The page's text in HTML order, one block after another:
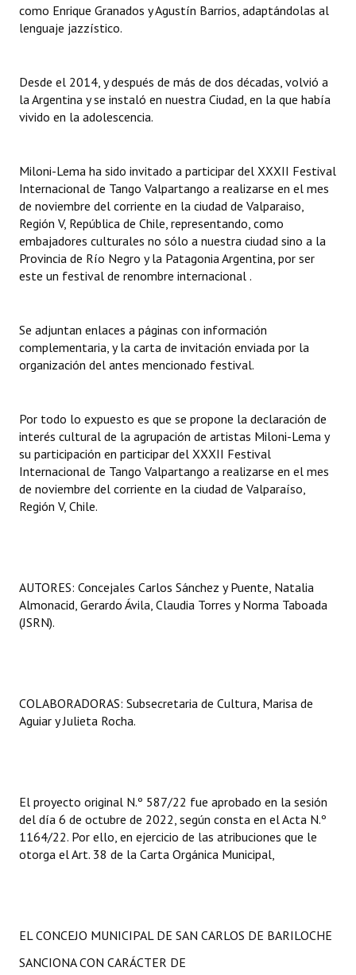
como Enrique Granados y Agustín Barrios, adaptándolas al
lenguaje jazzístico.
Desde el 2014, y después de más de dos décadas, volvió a
la Argentina y se instaló en nuestra Ciudad, en la que había
vivido en la adolescencia.
Miloni-Lema ha sido invitado a participar del XXXII Festival
Internacional de Tango Valpartango a realizarse en el mes
de noviembre del corriente en la ciudad de Valparaiso,
Región V, República de Chile, representando, como
embajadores culturales no sólo a nuestra ciudad sino a la
Provincia de Río Negro y la Patagonia Argentina, por ser
este un festival de renombre internacional .
Se adjuntan enlaces a páginas con información
complementaria, y la carta de invitación enviada por la
organización del antes mencionado festival.
Por todo lo expuesto es que se propone la declaración de
interés cultural de la agrupación de artistas Miloni-Lema y
su participación en participar del XXXII Festival
Internacional de Tango Valpartango a realizarse en el mes
de noviembre del corriente en la ciudad de Valparaíso,
Región V, Chile.
AUTORES: Concejales Carlos Sánchez y Puente, Natalia
Almonacid, Gerardo Ávila, Claudia Torres y Norma Taboada
(JSRN).
COLABORADORAS: Subsecretaria de Cultura, Marisa de
Aguiar y Julieta Rocha.
El proyecto original N.º 587/22 fue aprobado en la sesión
del día 6 de octubre de 2022, según consta en el Acta N.º
1164/22. Por ello, en ejercicio de las atribuciones que le
otorga el Art. 38 de la Carta Orgánica Municipal,
EL CONCEJO MUNICIPAL DE SAN CARLOS DE BARILOCHE
SANCIONA CON CARÁCTER DE